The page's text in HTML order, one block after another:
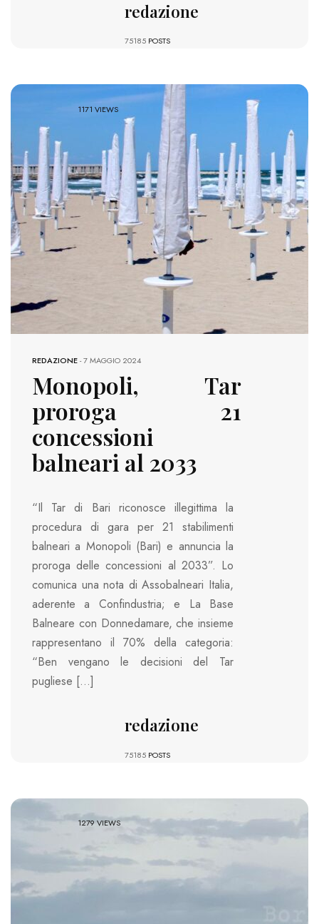
redazione
75185 POSTS
1171 VIEWS
REDAZIONE-7 MAGGIO 2024
Monopoli, Tar
proroga 21
concessioni
balneari al 2033
“Il Tar di Bari riconosce illegittima la
procedura di gara per 21 stabilimenti
balneari a Monopoli (Bari) e annuncia la
proroga delle concessioni al 2033”. Lo
comunica una nota di Assobalneari Italia,
aderente a Confindustria; e La Base
Balneare con Donnedamare, che insieme
rappresentano il 70% della categoria:
“Ben vengano le decisioni del Tar
pugliese […]
redazione
75185 POSTS
1279 VIEWS